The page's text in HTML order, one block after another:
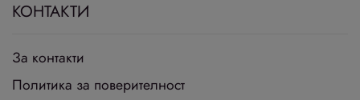
КОНТАКТИ
За контакти
Политика за поверителност